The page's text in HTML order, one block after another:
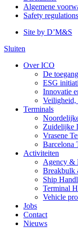
Algemene
Safety regulations
Menu:
Site by D’M&S
Sluiten
Menu:
canvas
Over ICO
De
ESG
Innovatie
Terminals
Zuidelijke
Vrasene
Barcelona
Activiteiten
Agency &
Breakbulk
Ship
Terminal
Vehicle
Jobs
Contact
Nieuws